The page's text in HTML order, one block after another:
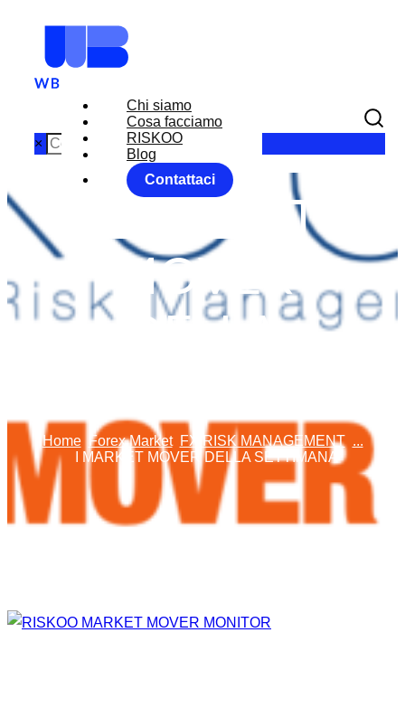
Chi siamo
Cosa facciamo
RISKOO
Blog
Contattaci
×
I MARKET
MOVER
DELLA
Home Forex Market FX RISK MANAGEMENT ...
I MARKET MOVER DELLA SETTIMANA